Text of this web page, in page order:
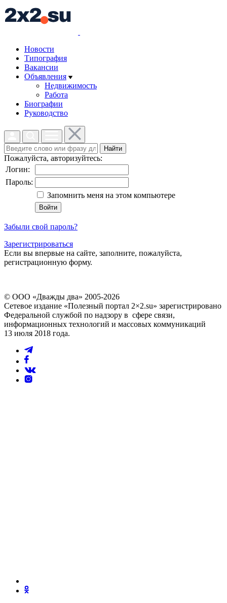
Новости
Типография
Вакансии
Объявления
Недвижимость
Работа
Биографии
Руководство
Найти
Пожалуйста, авторизуйтесь:
Логин:
Пароль:
Запомнить меня на этом компьютере
Забыли свой пароль?
Зарегистрироваться
Если вы впервые на сайте, заполните, пожалуйста,
регистрационную форму.
© ООО «Дважды два» 2005-2026
Сетевое издание «Полезный портал 2×2.su» зарегистрировано
Федеральной службой по надзору в сфере связи,
информационных технологий и массовых коммуникаций
13 июля 2018 года.